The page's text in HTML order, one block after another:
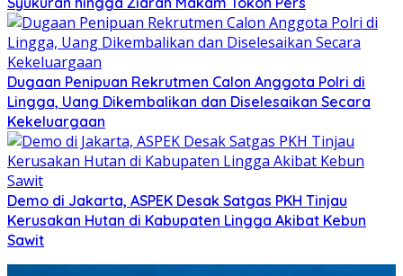
Dugaan Penipuan Rekrutmen Calon Anggota Polri di
Lingga, Uang Dikembalikan dan Diselesaikan Secara
Kekeluargaan
Demo di Jakarta, ASPEK Desak Satgas PKH Tinjau
Kerusakan Hutan di Kabupaten Lingga Akibat Kebun
Sawit